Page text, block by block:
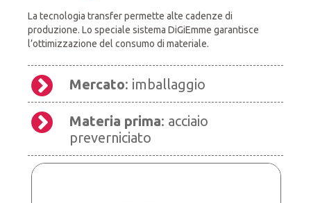
La tecnologia transfer permette alte cadenze di
produzione. Lo speciale sistema DiGiEmme garantisce
l’ottimizzazione del consumo di materiale.
Mercato: imballaggio
Materia prima: acciaio
preverniciato